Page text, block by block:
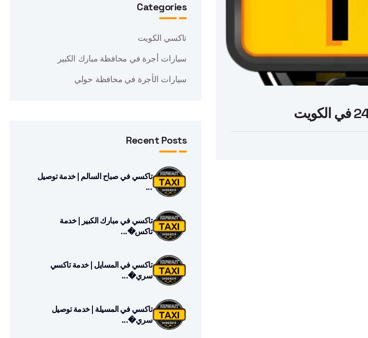
Categories
تاكسي الكويت
سيارات أجرة في محافظة مبارك الكبير
سيارات الأجرة في محافظة حولي
Recent Posts
تاكسي في صباح السالم | خدمة توصيل
...
تاكسي في مبارك الكبير | خدمة
تاكس�...
تاكسي في المسايل | خدمة تاكسي
سري�...
تاكسي في المسيلة | خدمة توصيل
سري�...